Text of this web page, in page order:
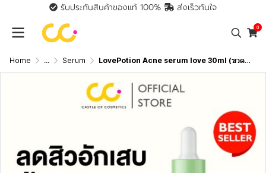
รับประกันสินค้าของแท้ 100% ส่งเร็วทันใจ
0
Home ... Serum LovePotion Acne serum love 30ml (ขวดใหญ่) เลิฟโพชั่น เซรั่มเลิฟ